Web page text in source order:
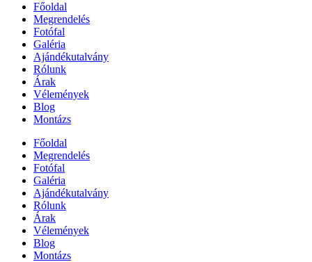
Főoldal
Megrendelés
Fotófal
Galéria
Ajándékutalvány
Rólunk
Árak
Vélemények
Blog
Montázs
Főoldal
Megrendelés
Fotófal
Galéria
Ajándékutalvány
Rólunk
Árak
Vélemények
Blog
Montázs